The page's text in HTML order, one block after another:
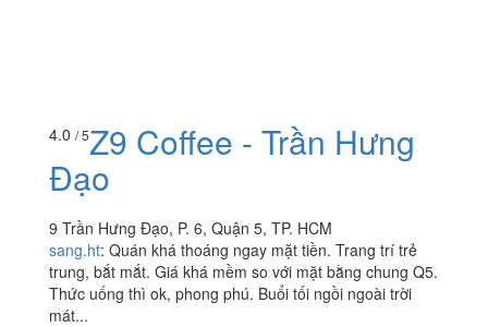
4.0 / 5Z9 Coffee - Trần Hưng
Đạo
9 Trần Hưng Đạo, P. 6, Quận 5, TP. HCM
sang.ht: Quán khá thoáng ngay mặt tiền. Trang trí trẻ
trung, bắt mắt. Giá khá mềm so với mặt bằng chung Q5.
Thức uống thì ok, phong phú. Buổi tối ngồi ngoài trời
mát...